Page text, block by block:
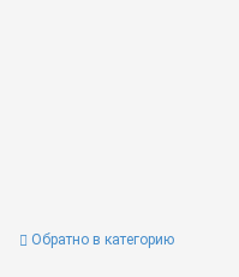
Обратно в категорию